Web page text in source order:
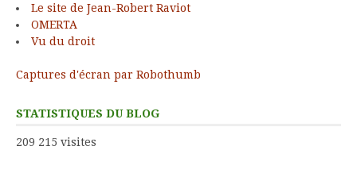
Le site de Jean-Robert Raviot
OMERTA
Vu du droit
Captures d'écran par Robothumb
STATISTIQUES DU BLOG
209 215 visites